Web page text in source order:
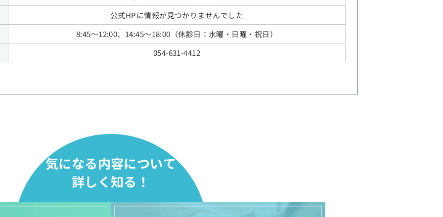
公式HPに情報が見つかりませんでした
8:45～12:00、14:45～18:00（休診日：水曜・日曜・祝日）
054-631-4412
気になる内容について
詳しく知る！